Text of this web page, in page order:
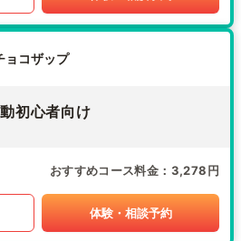
ョコザップ
初心者向け
おすすめコース料金 3,278円
体験・相談予約